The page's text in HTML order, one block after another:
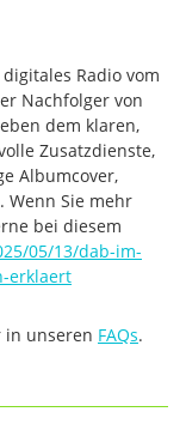
Radio vom
Nachfolger von
dem klaren,
Zusatzdienste,
Albumcover,
Wenn Sie mehr
bei diesem
05/13/dab-im-
erklaert
in unseren FAQs.